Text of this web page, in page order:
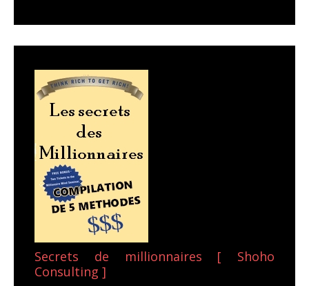
Secrets de millionnaires [ Shoho
Consulting ]